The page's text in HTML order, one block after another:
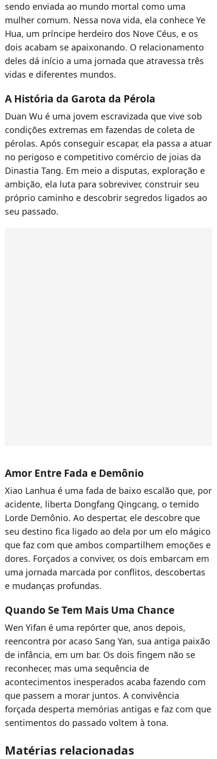
sendo enviada ao mundo mortal como uma
mulher comum. Nessa nova vida, ela conhece Ye
Hua, um príncipe herdeiro dos Nove Céus, e os
dois acabam se apaixonando. O relacionamento
deles dá início a uma jornada que atravessa três
vidas e diferentes mundos.
A História da Garota da Pérola
Duan Wu é uma jovem escravizada que vive sob
condições extremas em fazendas de coleta de
pérolas. Após conseguir escapar, ela passa a atuar
no perigoso e competitivo comércio de joias da
Dinastia Tang. Em meio a disputas, exploração e
ambição, ela luta para sobreviver, construir seu
próprio caminho e descobrir segredos ligados ao
seu passado.
Amor Entre Fada e Demônio
Xiao Lanhua é uma fada de baixo escalão que, por
acidente, liberta Dongfang Qingcang, o temido
Lorde Demônio. Ao despertar, ele descobre que
seu destino fica ligado ao dela por um elo mágico
que faz com que ambos compartilhem emoções e
dores. Forçados a conviver, os dois embarcam em
uma jornada marcada por conflitos, descobertas
e mudanças profundas.
Quando Se Tem Mais Uma Chance
Wen Yifan é uma repórter que, anos depois,
reencontra por acaso Sang Yan, sua antiga paixão
de infância, em um bar. Os dois fingem não se
reconhecer, mas uma sequência de
acontecimentos inesperados acaba fazendo com
que passem a morar juntos. A convivência
forçada desperta memórias antigas e faz com que
sentimentos do passado voltem à tona.
Matérias relacionadas